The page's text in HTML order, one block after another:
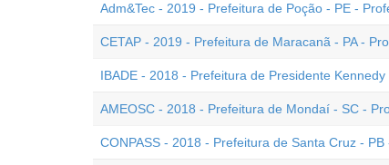
Adm&Tec - 2019 - Prefeitura de Poção - PE -
CETAP - 2019 - Prefeitura de Maracanã - PA -
IBADE - 2018 - Prefeitura de Presidente
AMEOSC - 2018 - Prefeitura de Mondaí - SC -
CONPASS - 2018 - Prefeitura de Santa Cruz -